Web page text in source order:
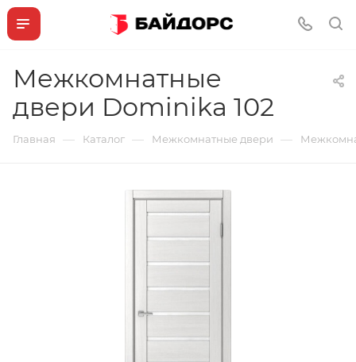
Межкомнатные
двери Dominika 102
Главная — Каталог — Межкомнатные двери —